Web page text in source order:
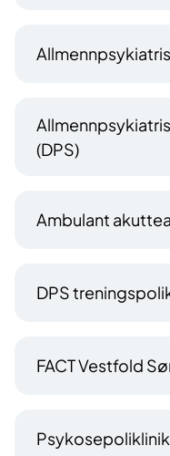
(DPS)
Ambulant
DPS
FACT Vestfold